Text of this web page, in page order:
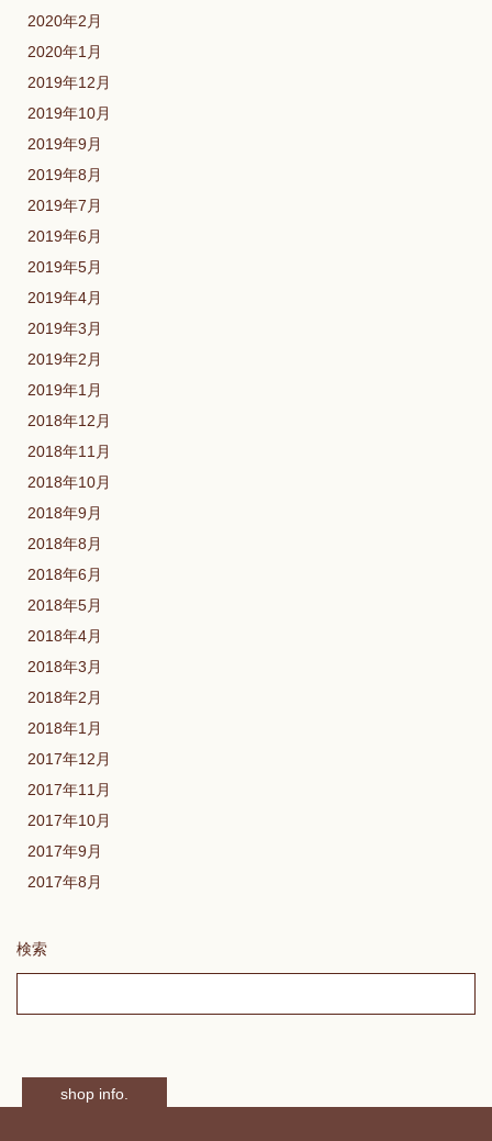
2020年2月
2020年1月
2019年12月
2019年10月
2019年9月
2019年8月
2019年7月
2019年6月
2019年5月
2019年4月
2019年3月
2019年2月
2019年1月
2018年12月
2018年11月
2018年10月
2018年9月
2018年8月
2018年6月
2018年5月
2018年4月
2018年3月
2018年2月
2018年1月
2017年12月
2017年11月
2017年10月
2017年9月
2017年8月
検索
shop info.